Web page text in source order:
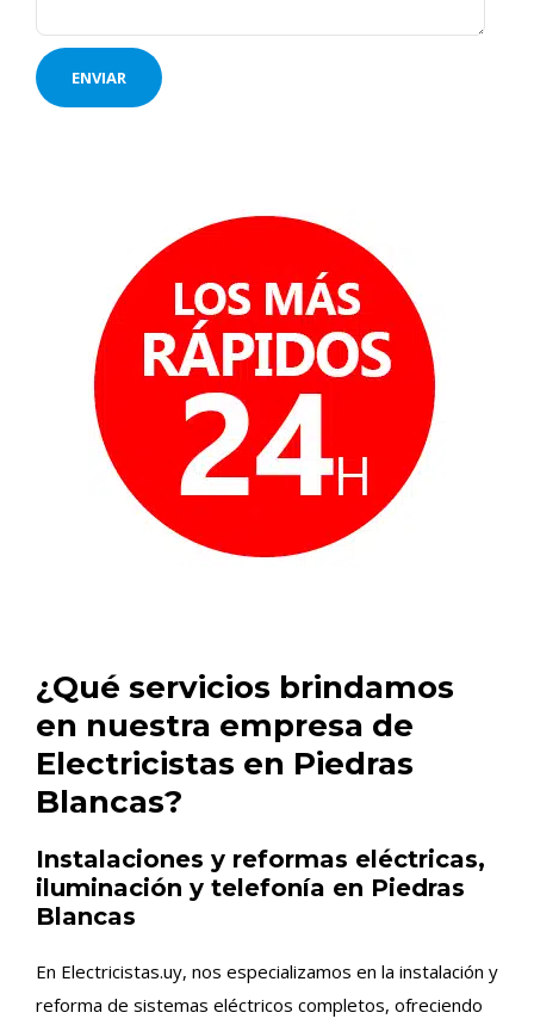
¿Qué servicios brindamos
en nuestra empresa de
Electricistas en Piedras
Blancas?
Instalaciones y reformas eléctricas,
iluminación y telefonía en Piedras
Blancas
En Electricistas.uy, nos especializamos en la instalación y
reforma de sistemas eléctricos completos, ofreciendo